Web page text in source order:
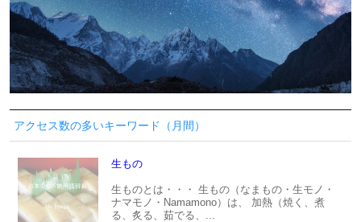
アクセス数の多いキーワード（月間）
生もの
生ものとは・・・ 生もの（なまもの・生モノ・
ナマモノ・Namamono）は、 加熱（焼く、煮
る、炙る、茹でる、...